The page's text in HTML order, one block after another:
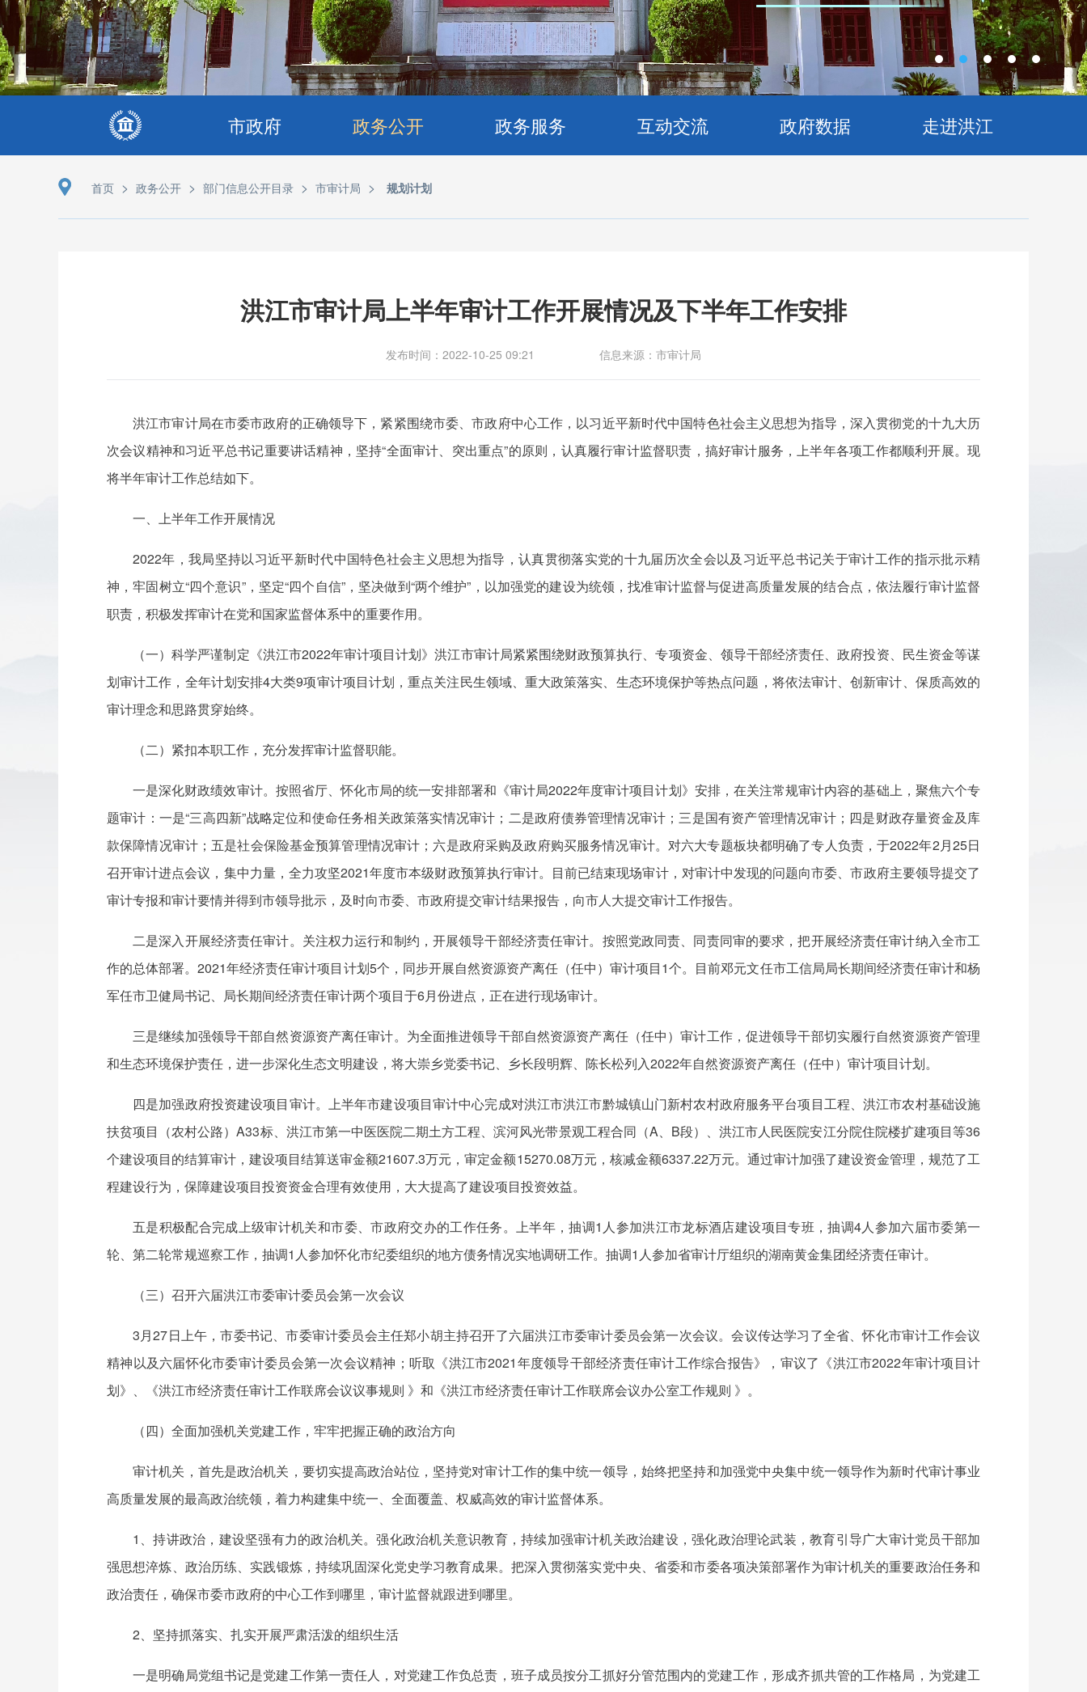
市政府 政务公开 政务服务 互动交流 政府数据 走进洪江
首页 > 政务公开 > 部门信息公开目录 > 市审计局 > 规划计划
洪江市审计局上半年审计工作开展情况及下半年工作安排
发布时间：2022-10-25 09:21 信息来源：市审计局
洪江市审计局在市委市政府的正确领导下，紧紧围绕市委、市政府中心工作，以习近平新时代中国特色社会主义思想为指导，深入贯彻党的十九大历
次会议精神和习近平总书记重要讲话精神，坚持“全面审计、突出重点”的原则，认真履行审计监督职责，搞好审计服务，上半年各项工作都顺利开展。现
将半年审计工作总结如下。
一、上半年工作开展情况
2022年，我局坚持以习近平新时代中国特色社会主义思想为指导，认真贯彻落实党的十九届历次全会以及习近平总书记关于审计工作的指示批示精
神，牢固树立“四个意识”，坚定“四个自信”，坚决做到“两个维护”，以加强党的建设为统领，找准审计监督与促进高质量发展的结合点，依法履行审计监督
职责，积极发挥审计在党和国家监督体系中的重要作用。
（一）科学严谨制定《洪江市2022年审计项目计划》洪江市审计局紧紧围绕财政预算执行、专项资金、领导干部经济责任、政府投资、民生资金等谋
划审计工作，全年计划安排4大类9项审计项目计划，重点关注民生领域、重大政策落实、生态环境保护等热点问题，将依法审计、创新审计、保质高效的
审计理念和思路贯穿始终。
（二）紧扣本职工作，充分发挥审计监督职能。
一是深化财政绩效审计。按照省厅、怀化市局的统一安排部署和《审计局2022年度审计项目计划》安排，在关注常规审计内容的基础上，聚焦六个专
题审计：一是“三高四新”战略定位和使命任务相关政策落实情况审计；二是政府债券管理情况审计；三是国有资产管理情况审计；四是财政存量资金及库
款保障情况审计；五是社会保险基金预算管理情况审计；六是政府采购及政府购买服务情况审计。对六大专题板块都明确了专人负责，于2022年2月25日
召开审计进点会议，集中力量，全力攻坚2021年度市本级财政预算执行审计。目前已结束现场审计，对审计中发现的问题向市委、市政府主要领导提交了
审计专报和审计要情并得到市领导批示，及时向市委、市政府提交审计结果报告，向市人大提交审计工作报告。
二是深入开展经济责任审计。关注权力运行和制约，开展领导干部经济责任审计。按照党政同责、同责同审的要求，把开展经济责任审计纳入全市工
作的总体部署。2021年经济责任审计项目计划5个，同步开展自然资源资产离任（任中）审计项目1个。目前邓元文任市工信局局长期间经济责任审计和杨
军任市卫健局书记、局长期间经济责任审计两个项目于6月份进点，正在进行现场审计。
三是继续加强领导干部自然资源资产离任审计。为全面推进领导干部自然资源资产离任（任中）审计工作，促进领导干部切实履行自然资源资产管理
和生态环境保护责任，进一步深化生态文明建设，将大崇乡党委书记、乡长段明辉、陈长松列入2022年自然资源资产离任（任中）审计项目计划。
四是加强政府投资建设项目审计。上半年市建设项目审计中心完成对洪江市洪江市黔城镇山门新村农村政府服务平台项目工程、洪江市农村基础设施
扶贫项目（农村公路）A33标、洪江市第一中医医院二期土方工程、滨河风光带景观工程合同（A、B段）、洪江市人民医院安江分院住院楼扩建项目等36
个建设项目的结算审计，建设项目结算送审金额21607.3万元，审定金额15270.08万元，核减金额6337.22万元。通过审计加强了建设资金管理，规范了工
程建设行为，保障建设项目投资资金合理有效使用，大大提高了建设项目投资效益。
五是积极配合完成上级审计机关和市委、市政府交办的工作任务。上半年，抽调1人参加洪江市龙标酒店建设项目专班，抽调4人参加六届市委第一
轮、第二轮常规巡察工作，抽调1人参加怀化市纪委组织的地方债务情况实地调研工作。抽调1人参加省审计厅组织的湖南黄金集团经济责任审计。
（三）召开六届洪江市委审计委员会第一次会议
3月27日上午，市委书记、市委审计委员会主任郑小胡主持召开了六届洪江市委审计委员会第一次会议。会议传达学习了全省、怀化市审计工作会议
精神以及六届怀化市委审计委员会第一次会议精神；听取《洪江市2021年度领导干部经济责任审计工作综合报告》，审议了《洪江市2022年审计项目计
划》、《洪江市经济责任审计工作联席会议议事规则 》和《洪江市经济责任审计工作联席会议办公室工作规则 》。
（四）全面加强机关党建工作，牢牢把握正确的政治方向
审计机关，首先是政治机关，要切实提高政治站位，坚持党对审计工作的集中统一领导，始终把坚持和加强党中央集中统一领导作为新时代审计事业
高质量发展的最高政治统领，着力构建集中统一、全面覆盖、权威高效的审计监督体系。
1、持讲政治，建设坚强有力的政治机关。强化政治机关意识教育，持续加强审计机关政治建设，强化政治理论武装，教育引导广大审计党员干部加
强思想淬炼、政治历练、实践锻炼，持续巩固深化党史学习教育成果。把深入贯彻落实党中央、省委和市委各项决策部署作为审计机关的重要政治任务和
政治责任，确保市委市政府的中心工作到哪里，审计监督就跟进到哪里。
2、坚持抓落实、扎实开展严肃活泼的组织生活
一是明确局党组书记是党建工作第一责任人，对党建工作负总责，班子成员按分工抓好分管范围内的党建工作，形成齐抓共管的工作格局，为党建工